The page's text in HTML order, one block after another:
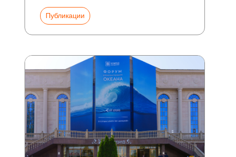
Публикации